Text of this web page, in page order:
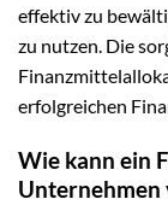
effektiv zu
zu nutzen. Die
erfolgreichen
Wie kann ein
Unternehmen